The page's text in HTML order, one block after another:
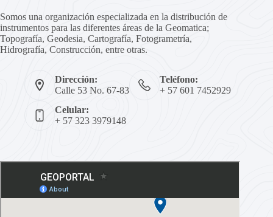
Somos una organización especializada en la distribución de
instrumentos para las diferentes áreas de la Geomatica;
Topografía, Geodesia, Cartografía, Fotogrametría,
Hidrografía, Construcción, entre otras.
Dirección:
Calle 53 No. 67-83
Teléfono:
+ 57 601 7452929
Celular:
+ 57 323 3979148